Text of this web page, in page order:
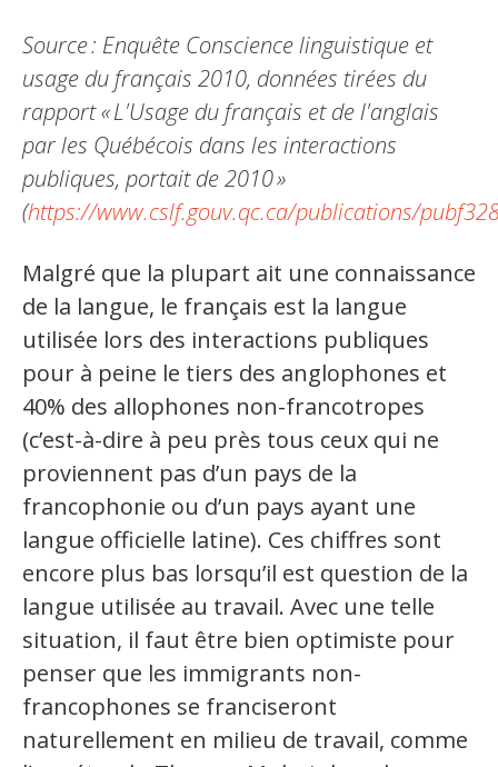
Source: Enquête Conscience linguistique et
usage du français 2010, données tirées du
rapport «L'Usage du français et de l'anglais
par les Québécois dans les interactions
publiques, portait de 2010»
(https://www.cslf.gouv.qc.ca/publications/
Malgré que la plupart ait une connaissance
de la langue, le français est la langue
utilisée lors des interactions publiques
pour à peine le tiers des anglophones et
40% des allophones non-francotropes
(c’est-à-dire à peu près tous ceux qui ne
proviennent pas d’un pays de la
francophonie ou d’un pays ayant une
langue officielle latine). Ces chiffres sont
encore plus bas lorsqu’il est question de la
langue utilisée au travail. Avec une telle
situation, il faut être bien optimiste pour
penser que les immigrants non-
francophones se franciseront
naturellement en milieu de travail, comme